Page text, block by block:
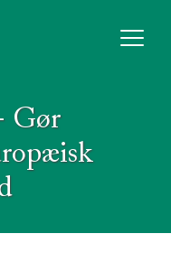
Gør